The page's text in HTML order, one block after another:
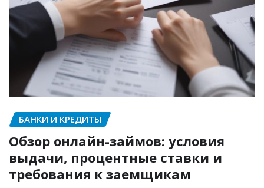
БАНКИ И КРЕДИТЫ
Обзор онлайн-займов: условия
выдачи, процентные ставки и
требования к заемщикам